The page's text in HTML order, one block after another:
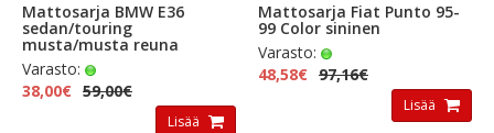
Mattosarja BMW E36
sedan/touring
musta/musta reuna
Varasto:
38,00€ 59,00€
Lisää
Mattosarja Fiat Punto 95-
99 Color sininen
Varasto:
48,58€ 97,16€
Lisää